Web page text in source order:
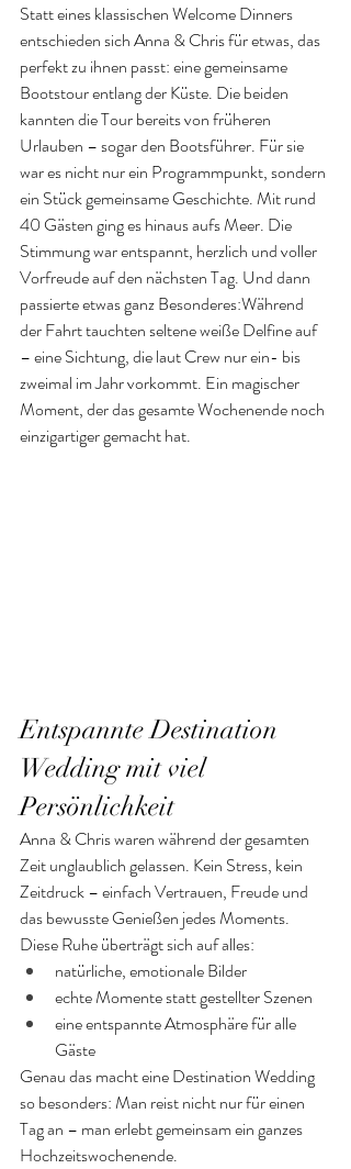
Statt eines klassischen Welcome Dinners
entschieden sich Anna & Chris für etwas, das
perfekt zu ihnen passt: eine gemeinsame
Bootstour entlang der Küste. Die beiden
kannten die Tour bereits von früheren
Urlauben – sogar den Bootsführer. Für sie
war es nicht nur ein Programmpunkt, sondern
ein Stück gemeinsame Geschichte. Mit rund
40 Gästen ging es hinaus aufs Meer. Die
Stimmung war entspannt, herzlich und voller
Vorfreude auf den nächsten Tag. Und dann
passierte etwas ganz Besonderes:Während
der Fahrt tauchten seltene weiße Delfine auf
– eine Sichtung, die laut Crew nur ein- bis
zweimal im Jahr vorkommt. Ein magischer
Moment, der das gesamte Wochenende noch
einzigartiger gemacht hat.
Entspannte Destination
Wedding mit viel
Persönlichkeit
Anna & Chris waren während der gesamten
Zeit unglaublich gelassen. Kein Stress, kein
Zeitdruck – einfach Vertrauen, Freude und
das bewusste Genießen jedes Moments.
Diese Ruhe überträgt sich auf alles:
natürliche, emotionale Bilder
echte Momente statt gestellter Szenen
eine entspannte Atmosphäre für alle
Gäste
Genau das macht eine Destination Wedding
so besonders: Man reist nicht nur für einen
Tag an – man erlebt gemeinsam ein ganzes
Hochzeitswochenende.